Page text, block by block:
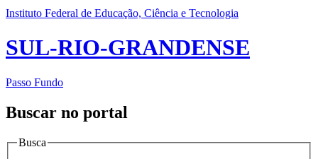
Instituto Federal de Educação, Ciência e Tecnologia
SUL-RIO-GRANDENSE
Passo Fundo
Buscar no portal
Busca